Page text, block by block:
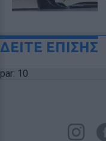
ΔΕΙΤΕ ΕΠΙΣΗΣ
par: 10